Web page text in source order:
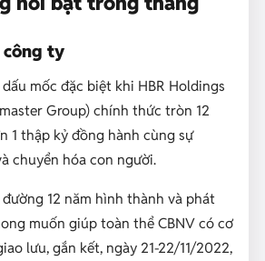
công ty
mốc đặc biệt khi HBR Holdings
Group) chính thức tròn 12
1 thập kỷ đồng hành cùng sự
chuyển hóa con người.
12 năm hình thành và phát
muốn giúp toàn thể CBNV có cơ
lưu, gắn kết, ngày 21-22/11/2022,